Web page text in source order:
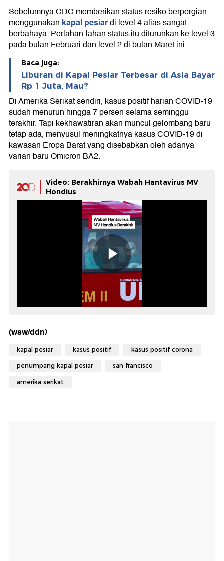
Sebelumnya,CDC memberikan status resiko berpergian
menggunakan kapal pesiardi level 4 alias sangat
berbahaya. Perlahan-lahan status itu diturunkan ke level 3
pada bulan Februari dan level 2 di bulan Maret ini.
Baca juga:
Liburan di Kapal Pesiar Terbesar di Asia Bayar
Rp 1 Juta, Mau?
Di Amerika Serikat sendiri, kasus positif harian COVID-19
sudah menurun hingga 7 persen selama seminggu
terakhir. Tapi kekhawatiran akan muncul gelombang baru
tetap ada, menyusul meningkatnya kasus COVID-19 di
kawasan Eropa Barat yang disebabkan oleh adanya
varian baru Omicron BA2.
Video: Berakhirnya Wabah Hantavirus MV
Hondius
(wsw/ddn)
kapal pesiar kasus positif kasus positif corona
penumpang kapal pesiar san francisco
amerika serikat